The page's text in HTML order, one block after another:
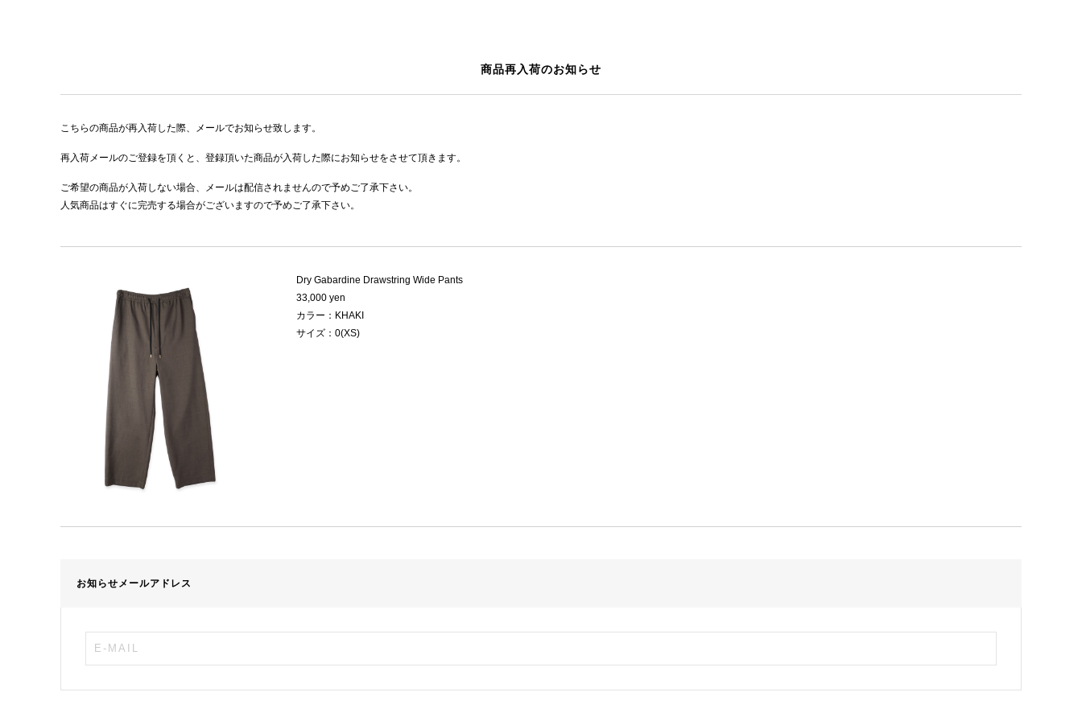
商品再入荷のお知らせ
こちらの商品が再入荷した際、メールでお知らせ致します。
再入荷メールのご登録を頂くと、登録頂いた商品が入荷した際にお知らせをさせて頂きます。
ご希望の商品が入荷しない場合、メールは配信されませんので予めご了承下さい。
人気商品はすぐに完売する場合がございますので予めご了承下さい。
Dry Gabardine Drawstring Wide Pants
33,000 yen
カラー：KHAKI
サイズ：0(XS)
お知らせメールアドレス